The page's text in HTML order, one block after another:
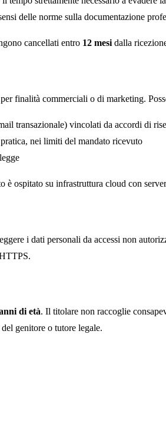
delle norme sulla documentazione
cancellati entro 12 mesi dalla
finalità commerciali o di marketing.
transazionale) vincolati da accordi di
nei limiti del mandato ricevuto
ospitato su infrastruttura cloud con
i dati personali da accessi non
di età. Il titolare non raccoglie
genitore o tutore legale.